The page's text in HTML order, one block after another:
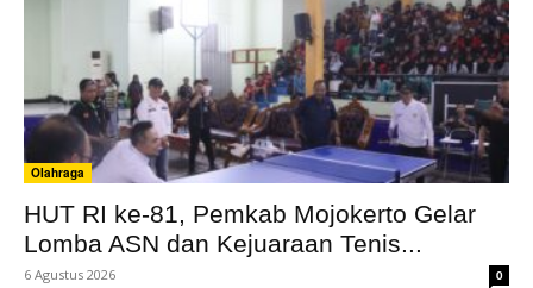
Olahraga
HUT RI ke-81, Pemkab Mojokerto Gelar
Lomba ASN dan Kejuaraan Tenis...
6 Agustus 2026 0